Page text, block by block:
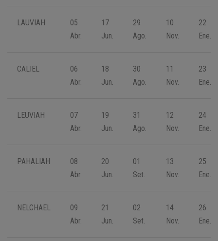
LAUVIAH
05
Abr.
17
Jun.
29
Ago.
10
Nov.
22
Ene.
CALIEL
06
Abr.
18
Jun.
30
Ago.
11
Nov.
23
Ene.
LEUVIAH
07
Abr.
19
Jun.
31
Ago.
12
Nov.
24
Ene.
PAHALIAH
08
Abr.
20
Jun.
01
Set.
13
Nov.
25
Ene.
NELCHAEL
09
Abr.
21
Jun.
02
Set.
14
Nov.
26
Ene.